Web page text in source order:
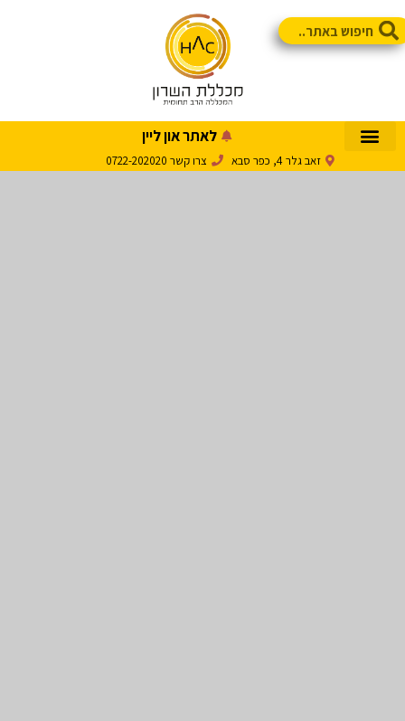
לאתר און ליין
זאב גלר 4, כפר סבא צרו קשר 0722-202020